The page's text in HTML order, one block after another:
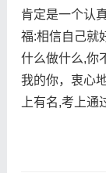
肯定是一个认
福:相信自己就
什么做什么,你
我的你，衷心
上有名,考上通